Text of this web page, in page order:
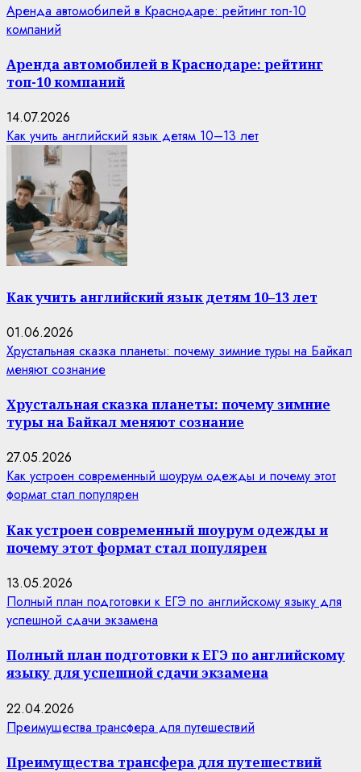
Аренда автомобилей в Краснодаре: рейтинг топ-10
компаний
Аренда автомобилей в Краснодаре: рейтинг
топ-10 компаний
14.07.2026
Как учить английский язык детям 10–13 лет
Как учить английский язык детям 10–13 лет
01.06.2026
Хрустальная сказка планеты: почему зимние туры на Байкал
меняют сознание
Хрустальная сказка планеты: почему зимние
туры на Байкал меняют сознание
27.05.2026
Как устроен современный шоурум одежды и почему этот
формат стал популярен
Как устроен современный шоурум одежды и
почему этот формат стал популярен
13.05.2026
Полный план подготовки к ЕГЭ по английскому языку для
успешной сдачи экзамена
Полный план подготовки к ЕГЭ по английскому
языку для успешной сдачи экзамена
22.04.2026
Преимущества трансфера для путешествий
Преимущества трансфера для путешествий